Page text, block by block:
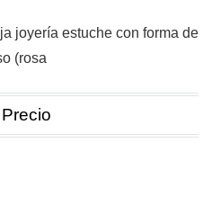
joyería estuche con forma de
(rosa